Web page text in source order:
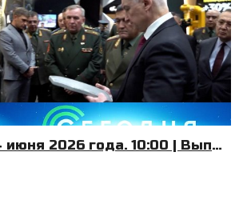
«Сегодня»: 4 июня 2026 года. 10:00 | Выпуск новостей | Новости НТВ